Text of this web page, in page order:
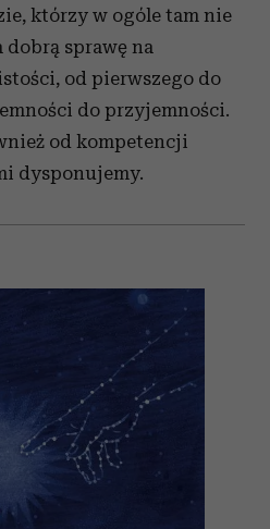
którzy w ogóle tam nie
dobrą sprawę na
od pierwszego do
do przyjemności.
od kompetencji
dysponujemy.